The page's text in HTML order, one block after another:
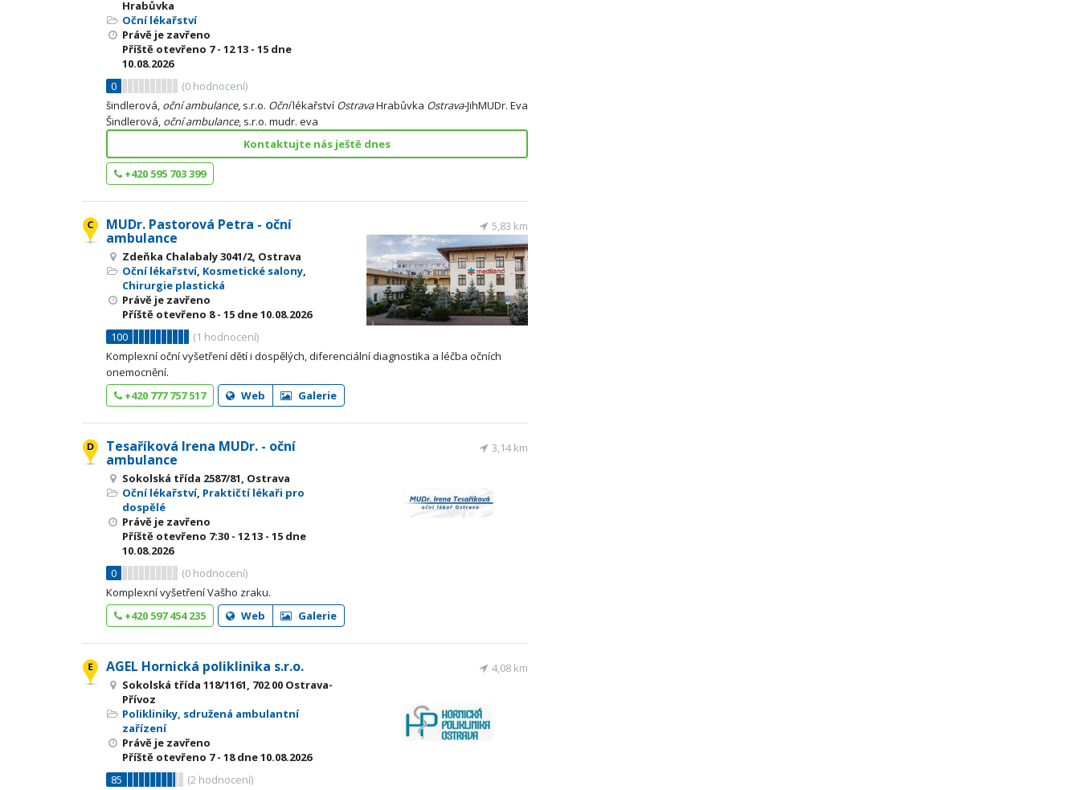
Hrabůvka
Oční lékařství
Právě je zavřeno
Příště otevřeno 7 - 1213 - 15 dne
10.08.2026
0
(0 hodnocení)
šindlerová, oční ambulance, s.r.o. Očnílékařství OstravaHrabůvka Ostrava-JihMUDr. Eva
Šindlerová, oční ambulance, s.r.o. mudr. eva
Kontaktujte nás ještě dnes
+420 595 703 399
MUDr. Pastorová Petra - oční
ambulance
Zdeňka Chalabaly 3041/2, Ostrava
Oční lékařství, Kosmetické salony,
Chirurgie plastická
Právě je zavřeno
Příště otevřeno 8 - 15 dne 10.08.2026
100
(1 hodnocení)
5,83 km
Komplexní oční vyšetření dětí i dospělých, diferenciální diagnostika a léčba očních
onemocnění.
+420 777 757 517
Web Galerie
Tesaříková Irena MUDr. - oční
ambulance
Sokolská třída 2587/81, Ostrava
Oční lékařství, Praktičtí lékaři pro
dospělé
Právě je zavřeno
Příště otevřeno 7:30 - 1213 - 15 dne
10.08.2026
0
(0 hodnocení)
3,14 km
Komplexní vyšetření Vašho zraku.
+420 597 454 235
Web Galerie
AGEL Hornická poliklinika s.r.o.
Sokolská třída 118/1161, 702 00 Ostrava-
Přívoz
Polikliniky, sdružená ambulantní
zařízení
Právě je zavřeno
Příště otevřeno 7 - 18dne 10.08.2026
85
(2 hodnocení)
4,08 km